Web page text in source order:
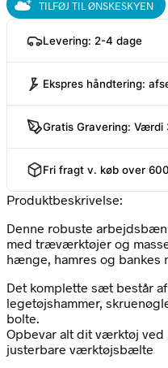
TILFØJ TIL ØNSKESKYEN
Levering: 2-4 dage
Ekspres håndtering:
Gratis Gravering:
Fri fragt v. køb over 600
Produktbeskrivelse:
Denne robuste
med træværktøjer og
hænge, hamres og bankes
Det komplette sæt består
legetøjshammer,
bolte.
Opbevar alt dit værktøj ved
justerbare værktøjsbælte